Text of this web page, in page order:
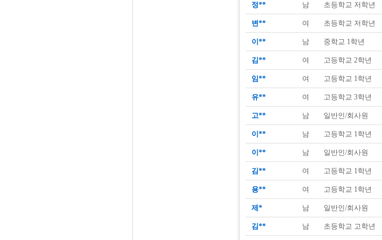
정** 남 초등학교 저학년
변** 여 초등학교 저학년
이** 남 중학교 1학년
김** 여 고등학교 2학년
임** 여 고등학교 1학년
유** 여 고등학교 3학년
고** 남 일반인/회사원
이** 남 고등학교 1학년
이** 남 일반인/회사원
김** 여 고등학교 1학년
용** 여 고등학교 1학년
제* 남 일반인/회사원
김** 남 초등학교 고학년